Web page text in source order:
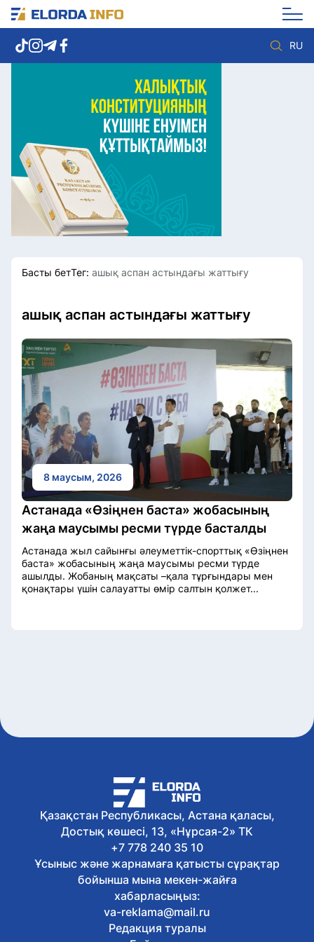
RU
Елорда жаңалықтары
Көзқарас
Саясат
Видео
Әлеумет
Экономика
Спорт
Мәдениет
Басты бетТег: ашық аспан астындағы жаттығу
ашық аспан астындағы жаттығу
8 маусым, 2026
Астанада «Өзіңнен баста» жобасының
жаңа маусымы ресми түрде басталды
Астанада жыл сайынғы әлеуметтік-спорттық «Өзіңнен
баста» жобасының жаңа маусымы ресми түрде
ашылды. Жобаның мақсаты –қала тұрғындары мен
қонақтары үшін салауатты өмір салтын қолжет...
Қазақстан Республикасы, Астана қаласы,
Достық көшесі, 13, «Нұрсая-2» ТК
+7 778 240 35 10
Ұсыныс және жарнамаға қатысты сұрақтар
бойынша мына мекен-жайға
хабарласыңыз:
va-reklama@mail.ru
Редакция туралы